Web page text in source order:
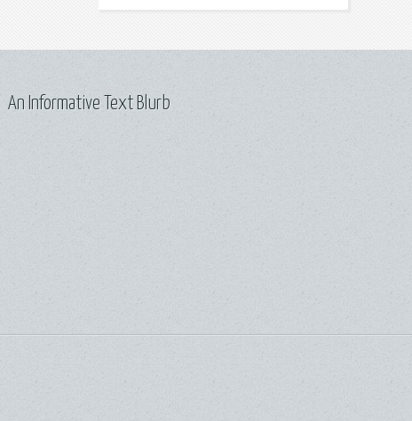
An Informative Text Blurb